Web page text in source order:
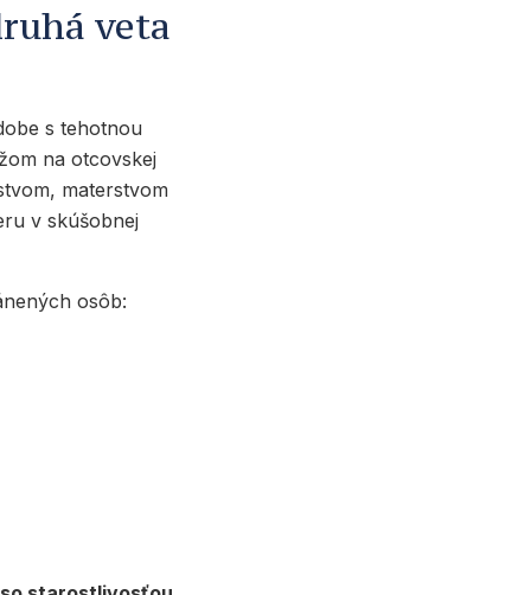
veta
s tehotnou
na otcovskej
materstvom
v skúšobnej
osôb: